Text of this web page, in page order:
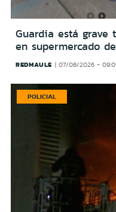
Guardia está grave
en supermercado
REDMAULE 07/08/2026 -
POLICIAL